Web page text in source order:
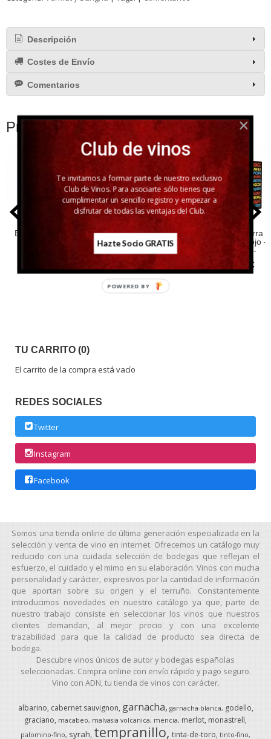
TU CARRITO (0)
El carrito de la compra está vacío
REDES SOCIALES
Twitter
Instagram
Facebook
Descripción
Costes de Envío
Comentarios
Productos Relacionados
El Bandarra
Sangría La
Sueca
7,16 €
El Bandarra
Vermut Blanco
10,31 €
El Bandarra
Vermut Rojo -
GRIFO -
80,60 €
Somos una tienda online de última generación especializada en la
selección y venta de vino en internet. Ofrecemos un catálogo muy
reducido con una cuidada selección de bodegas que reflejan el
esfuerzo, el cuidado y el mimo en su elaboración. Vinos con mucha
personalidad y carácter, expresivos por la cantidad de información
que aportan sobre su origen y el terruño. Constantemente
introducimos novedades en nuestro catálogo ya que, parte de
nuestro trabajo consiste en seleccionar los vinos que nuestros
clientes demandan, al mejor precio y con una excelente
trazabilidad para que la calidad de producto sea directa de
bodega.
Descubre vinos únicos de autor y bodegas españolas
seleccionadas. Compra online con envío rápido y pago seguro.
Vino con ADN, tu tienda de vinos con carácter.
albarino cabernet sauvignon garnacha garnacha-blanca
godello
graciano macabeo malvasia volcanica mencia merlot monastrell
palomino-fino syrah tempranillo tinta-de-toro tinto-fino
Club de vinos
Te invitamos a formar parte de nuestro exclusivo
Club de Vinos. Para asociarte sólo tienes que
cumplimentar un sencillo registro y empezar a
disfrutar de todas las ventajas del Club.
Hazte Socio GRATIS
POWERED BY